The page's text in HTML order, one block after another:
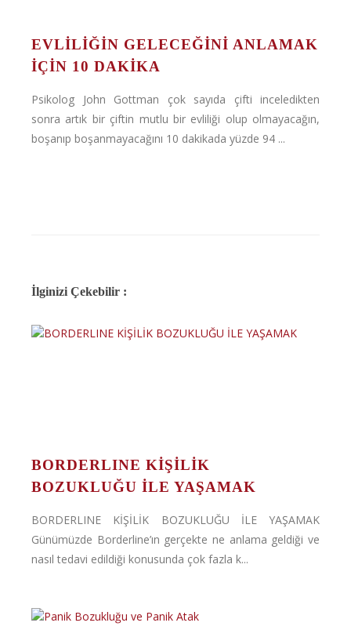
EVLILIĞIN GELECEĞINI ANLAMAK
IÇIN 10 DAKIKA
Psikolog John Gottman çok sayıda çifti inceledikten
sonra artık bir çiftin mutlu bir evliliği olup olmayacağın,
boşanıp boşanmayacağını 10 dakikada yüzde 94 ...
İlginizi Çekebilir :
BORDERLINE KİŞİLİK
BOZUKLUĞU İLE YAŞAMAK
BORDERLINE KİŞİLİK BOZUKLUĞU İLE YAŞAMAK
Günümüzde Borderline’ın gerçekte ne anlama geldiği ve
nasıl tedavi edildiği konusunda çok fazla k...